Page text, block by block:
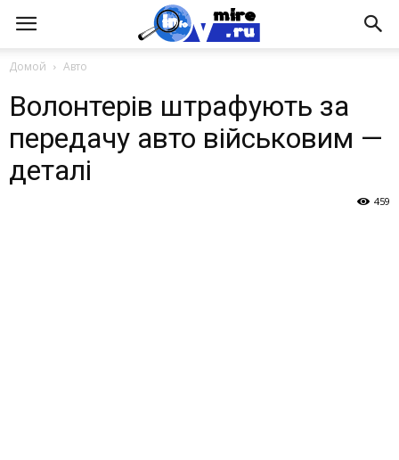
Домой Авто
Волонтерів штрафують за
передачу авто військовим —
деталі
459